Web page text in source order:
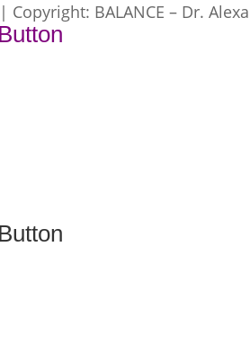
| Copyright: BALANCE – Dr.